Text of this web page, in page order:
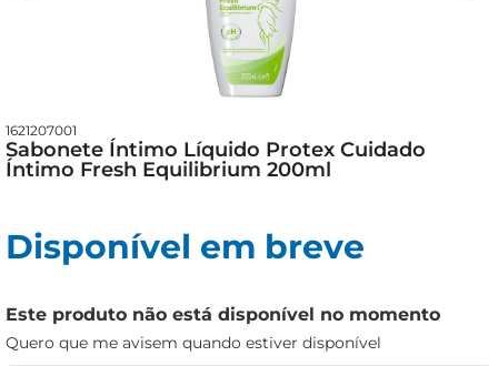
1621207001
Sabonete Íntimo Líquido Protex Cuidado
Íntimo Fresh Equilibrium 200ml
Disponível em breve
Este produto não está disponível no momento
Quero que me avisem quando estiver disponível
papel higiênico